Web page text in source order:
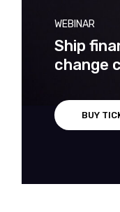
WEBINAR
Ship
change
BUY